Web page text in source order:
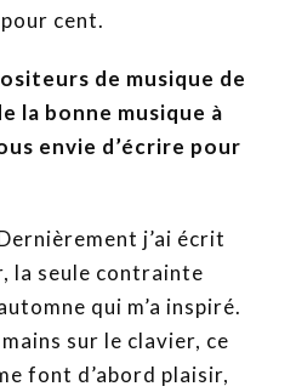
cent.
de musique de
la bonne musique à
envie d’écrire pour
j’ai écrit
la seule contrainte
qui m’a inspiré.
sur le clavier, ce
font d’abord plaisir,